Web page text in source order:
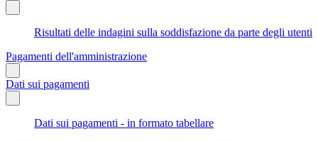
Risultati delle indagini sulla soddisfazione da parte degli utenti
Pagamenti dell'amministrazione
Dati sui pagamenti
Dati sui pagamenti - in formato tabellare